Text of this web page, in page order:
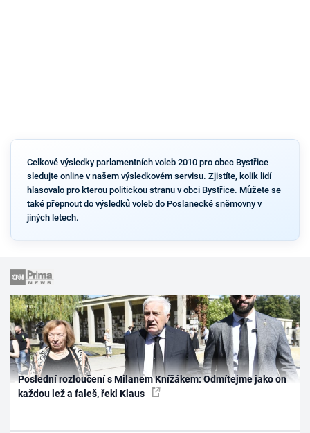
Celkové výsledky parlamentních voleb 2010 pro obec Bystřice
sledujte online v našem výsledkovém servisu. Zjistíte, kolik lidí
hlasovalo pro kterou politickou stranu v obci Bystřice. Můžete se
také přepnout do výsledků voleb do Poslanecké sněmovny v
jiných letech.
Poslední rozloučení s Milanem Knížákem: Odmítejme jako on
každou lež a faleš, řekl Klaus